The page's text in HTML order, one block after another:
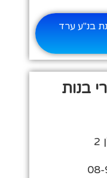
בנ"ע ערד
בנות